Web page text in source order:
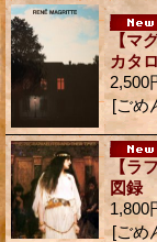
【マ
カタ
2,500
[ごめ
【ラ
図録
1,800
[ごめ